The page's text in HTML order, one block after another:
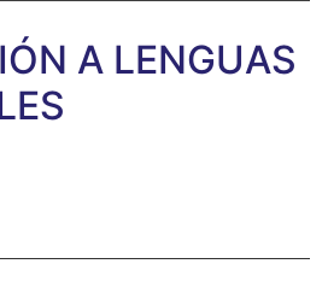
A LENGUAS